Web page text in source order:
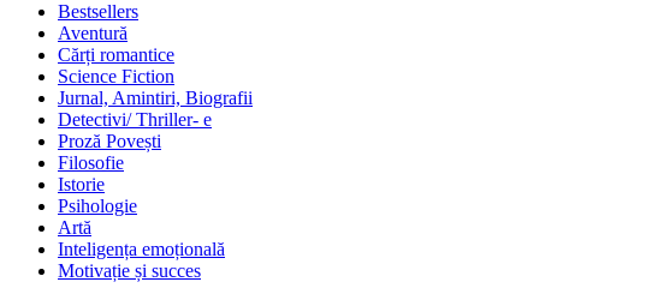
Bestsellers
Aventură
Cărți romantice
Science Fiction
Jurnal, Amintiri, Biografii
Detectivi/ Thriller- e
Proză Povești
Filosofie
Istorie
Psihologie
Artă
Inteligența emoțională
Motivație și succes